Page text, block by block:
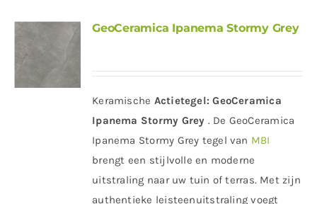
GeoCeramica Ipanema Stormy Grey
Keramische Actietegel: GeoCeramica
Ipanema Stormy Grey . De GeoCeramica
Ipanema Stormy Grey tegel van MBI
brengt een stijlvolle en moderne
uitstraling naar uw tuin of terras. Met zijn
authentieke leisteenuitstraling voegt